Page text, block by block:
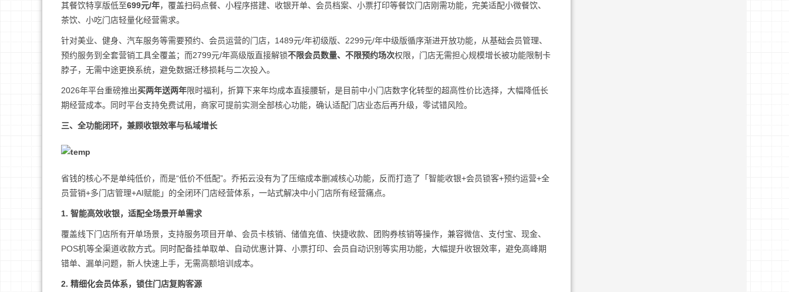
其餐饮特享版低至699元/年，覆盖扫码点餐、小程序搭建、收银开单、会员档案、小票打印等餐饮门店刚需功能，完美适配小微餐饮、
茶饮、小吃门店轻量化经营需求。
针对美业、健身、汽车服务等需要预约、会员运营的门店，1489元/年初级版、2299元/年中级版循序渐进开放功能，从基础会员管理、
预约服务到全套营销工具全覆盖；而2799元/年高级版直接解锁不限会员数量、不限预约场次权限，门店无需担心规模增长被功能限制卡
脖子，无需中途更换系统，避免数据迁移损耗与二次投入。
2026年平台重磅推出买两年送两年限时福利，折算下来年均成本直接腰斩，是目前中小门店数字化转型的超高性价比选择，大幅降低长
期经营成本。同时平台支持免费试用，商家可提前实测全部核心功能，确认适配门店业态后再升级，零试错风险。
三、全功能闭环，兼顾收银效率与私域增长
省钱的核心不是单纯低价，而是“低价不低配”。乔拓云没有为了压缩成本删减核心功能，反而打造了「智能收银+会员锁客+预约运营+全
员营销+多门店管理+AI赋能」的全闭环门店经营体系，一站式解决中小门店所有经营痛点。
1. 智能高效收银，适配全场景开单需求
覆盖线下门店所有开单场景，支持服务项目开单、会员卡核销、储值充值、快捷收款、团购券核销等操作，兼容微信、支付宝、现金、
POS机等全渠道收款方式。同时配备挂单取单、自动优惠计算、小票打印、会员自动识别等实用功能，大幅提升收银效率，避免高峰期
错单、漏单问题，新人快速上手，无需高额培训成本。
2. 精细化会员体系，锁住门店复购客源